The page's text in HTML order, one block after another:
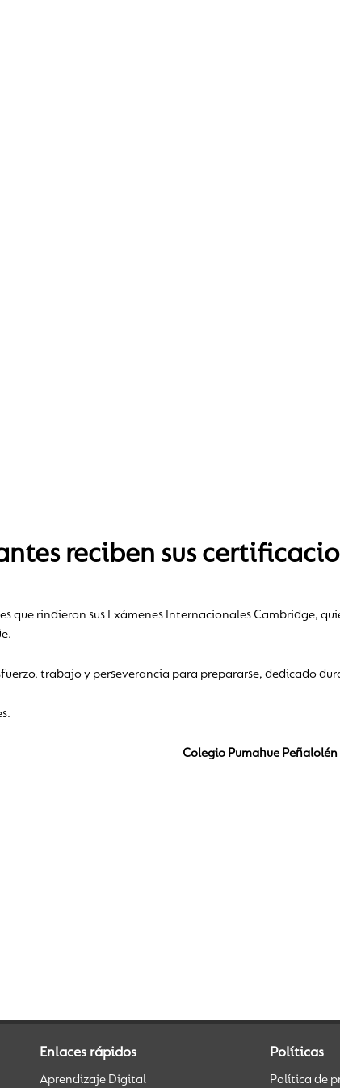
reciben sus
que rindieron sus Exámenes Internacionales Cambridge,
trabajo y perseverancia para prepararse, dedicado
Colegio Pumahue Peñalolén
Enlaces rápidos
Aprendizaje Digital
Políticas
Política de